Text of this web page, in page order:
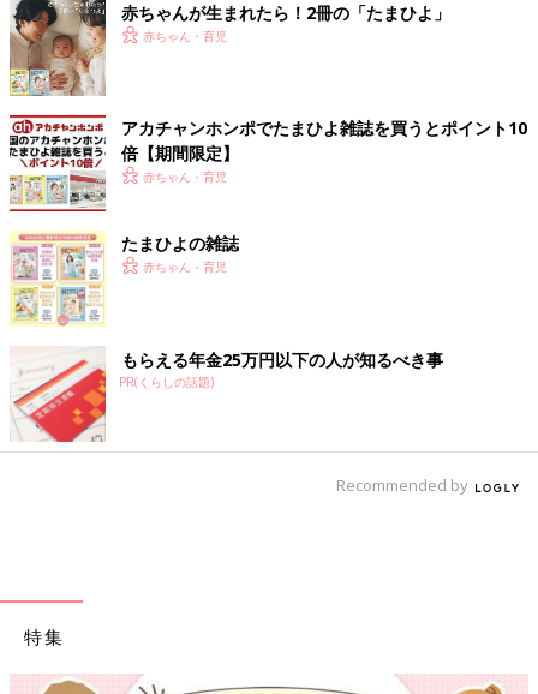
電気代の高騰などもありお財布事情が厳しい今年は、食べ物の力
を借りてからだを内側から温めるのもひとつの手。難しい計算や
理屈はいりません。いつもの料理の食材を置き換えるだけで、か
栄養成分と具体的な食材をみてみましょう。
からだを温める栄養素
・たんぱく質（※5）
たんぱく質は筋肉や血液、血管の材料になる栄養素で、冷え性の
改善に欠かせません。肉や魚、卵、大豆製品、乳製品などに多く
含まれています。
・ビタミンE（※6）
血管拡張作用のあるビタミンEは血流改善に役立つ栄養素です。
アーモンドや落花生などのナッツ類や、カボチャやブロッコリ
ー、緑茶にも多く含まれます。間食にナッツを食べたり、クリー
にしたりすると、手軽にビタミンEを摂取できます。
実などに含まれるアミノ酸の一種です。血管の収縮をゆるめ、血
行を促すことで、からだのすみずみにまで熱と栄養を届ける効果
スープにクコの実を入れたりすると献立に取り入れやすいでしょ
赤ちゃんが生まれたら！2冊の「たまひよ」
赤ちゃん・育児
アカチャンホンポでたまひよ雑誌を買うとポイント10
倍【期間限定】
赤ちゃん・育児
たまひよの雑誌
赤ちゃん・育児
もらえる年金25万円以下の人が知るべき事
PR(くらしの話題)
Recommended by
特集